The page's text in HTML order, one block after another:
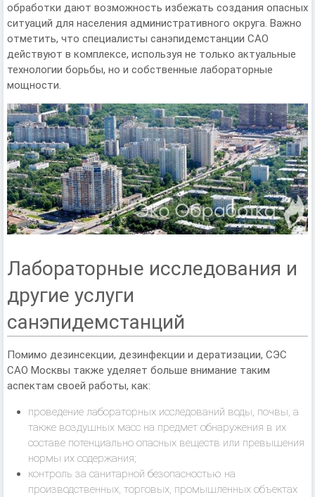
обработки дают возможность избежать создания опасных
ситуаций для населения административного округа. Важно
отметить, что специалисты санэпидемстанции САО
действуют в комплексе, используя не только актуальные
технологии борьбы, но и собственные лабораторные
мощности.
Лабораторные исследования и
другие услуги
санэпидемстанций
Помимо дезинсекции, дезинфекции и дератизации, СЭС
САО Москвы также уделяет больше внимание таким
аспектам своей работы, как:
проведение лабораторных исследований воды, почвы, а
также воздушных масс на предмет обнаружения в их
составе потенциально опасных веществ или превышения
нормы их содержания;
контроль за санитарной безопасностью на
производственных, торговых, промышленных объектах